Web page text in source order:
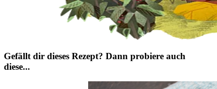
Gefällt dir dieses Rezept? Dann probiere auch
diese...